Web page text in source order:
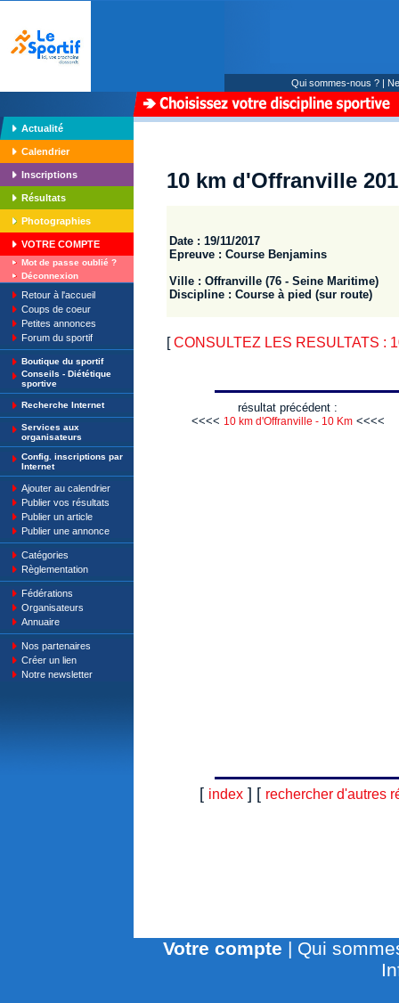
Qui sommes-nous ? |
Actualité
Calendrier
Inscriptions
Résultats
Photographies
VOTRE COMPTE
Mot de passe oublié ?
Déconnexion
Retour à l'accueil
Coups de coeur
Petites annonces
Forum du sportif
Boutique du sportif
Conseils - Diététique
sportive
Recherche Internet
Services aux
organisateurs
Config. inscriptions par
Internet
Ajouter au calendrier
Publier vos résultats
Publier un article
Publier une annonce
Catégories
Règlementation
Fédérations
Organisateurs
Annuaire
Nos partenaires
Créer un lien
Notre newsletter
10 km d'Offranville
Date : 19/11/2017
Epreuve : Course Benjamins
Ville : Offranville (76 - Seine Maritime)
Discipline : Course à pied (sur route)
[CONSULTEZ LES RESULTATS :
résultat précédent :
<<<< 10 km d'Offranville - 10 Km<<<<
[ index] [ rechercher d'autres
Votre compte | Qui